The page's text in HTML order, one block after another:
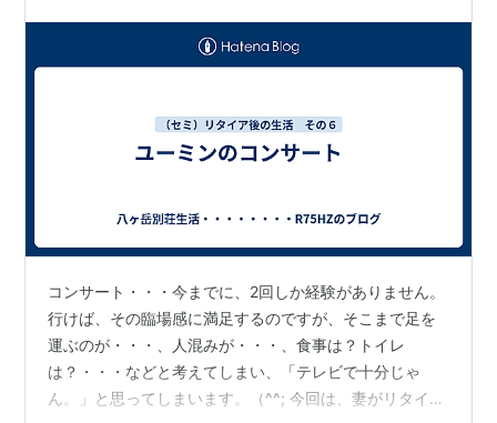
コンサート・・・今までに、2回しか経験がありません。
行けば、その臨場感に満足するのですが、そこまで足を
運ぶのが・・・、人混みが・・・、食事は？トイレ
は？・・・などと考えてしまい、「テレビで十分じゃ
ん。」と思ってしまいます。（^^; 今回は、妻がリタイア